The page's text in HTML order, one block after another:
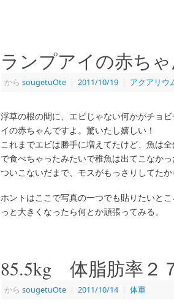
ランプアイの赤ち
から sougetuOte | 2011/10/19 | アクアリウ
浮草の根の間に、エビじゃない何かがチョ
イの赤ちゃんですよ。驚いたし嬉しい！
これまでエビは勝手に増えてたけど、魚は
で食べちゃったみたいで稚魚は出てこなかっ
ついこないだまで、モスがもっさりしてた
ホントはここで写真の一つでも貼りたいと
っと大きくなったら何とか頑張ってみる。
85.5kg 体脂肪率２
から sougetuOte | 2011/10/14 | 体重